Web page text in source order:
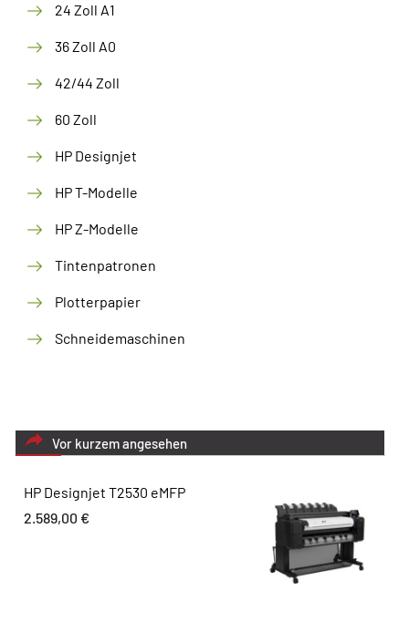
24 Zoll A1
36 Zoll A0
42/44 Zoll
60 Zoll
HP Designjet
HP T-Modelle
HP Z-Modelle
Tintenpatronen
Plotterpapier
Schneidemaschinen
Vor kurzem angesehen
HP Designjet T2530 eMFP
2.589,00 €